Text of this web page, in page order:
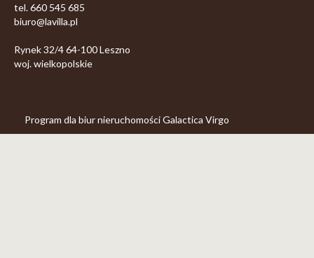
tel.660 545 685
biuro@lavilla.pl
Rynek 32/464-100Leszno
woj. wielkopolskie
Program dla biur nieruchomościGalactica Virgo